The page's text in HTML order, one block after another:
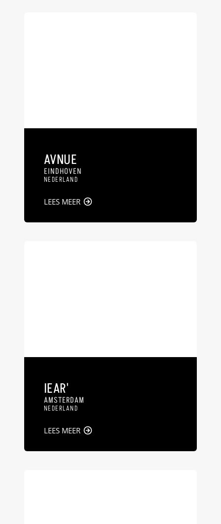
AVNUE
EINDHOVEN
NEDERLAND
LEES MEER
IEAR'
AMSTERDAM
NEDERLAND
LEES MEER